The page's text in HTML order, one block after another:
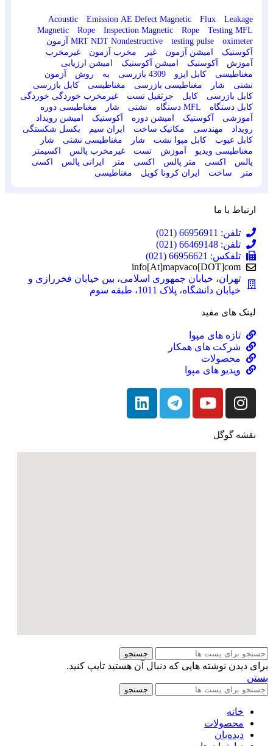
Acoustic Emission AE Defect Magnetic Flux Leakage
Magnetic Rope Inspection Magnetic Rope Testing MFL
MRT NDT Nondestructive testing pulse oximeter
آزمون
آکوستیک امیشن آزمون غیر مخرب آزمون غیرمخرب
آموزش آکوستیک امیشن آکوستیک امیشن ارزیابی
مغناطیسی کابل ایزو 4309
بازرسی به روش آزمون
نشتی شار مغناطیسی بازرسی مغناطیسی کابل بازرسی
کابل بازرسی کابل جرثقیل تست غیرمخرب خوردگی خوردگی
کابل دستگاه MFL دستگاه نشتی شار مغناطیسی دوره
آموزشی آکوستیک امیشن دوره آکوستیک امیشن رویداد
رویداد مهندسی مکانیک ساخت ایران سیم بکسل شکستگی
کابل عیوب کابل مپوا نشت شار مغناطیسی نشتی شار
مغناطیسی ویدیو آموزش تست غیرمخرب پالس اکسیمتر
پالس اکسی متر پالس اکسی متر ایرانی پالس اکسی
متر ساخت ایران کرونا کویل مغناطیسی
ارتباط با ما
تلفن: 66956911 (021)
تلفن: 66469148 (021)
تلفکس: 66956621 (021)
info[At]mapvaco[DOT]com
تهران، خیابان جمهوری اسلامی، بین خیابان فخررازی و
خیابان دانشگاه، پلاک 1011، طبقه سوم
لینک های مفید
تازه های مپوا
شرکت های همکار
محصولات
ویدیو های مپوا
نقشه گوگل
جستجو
برای دیدن نوشته هایی که دنبال آن هستید تایپ کنید.
بستن
جستجو
خانه
محصولات
دیده‌بان